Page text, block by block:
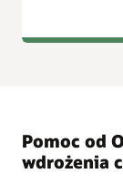
Pomoc od
wdrożenia